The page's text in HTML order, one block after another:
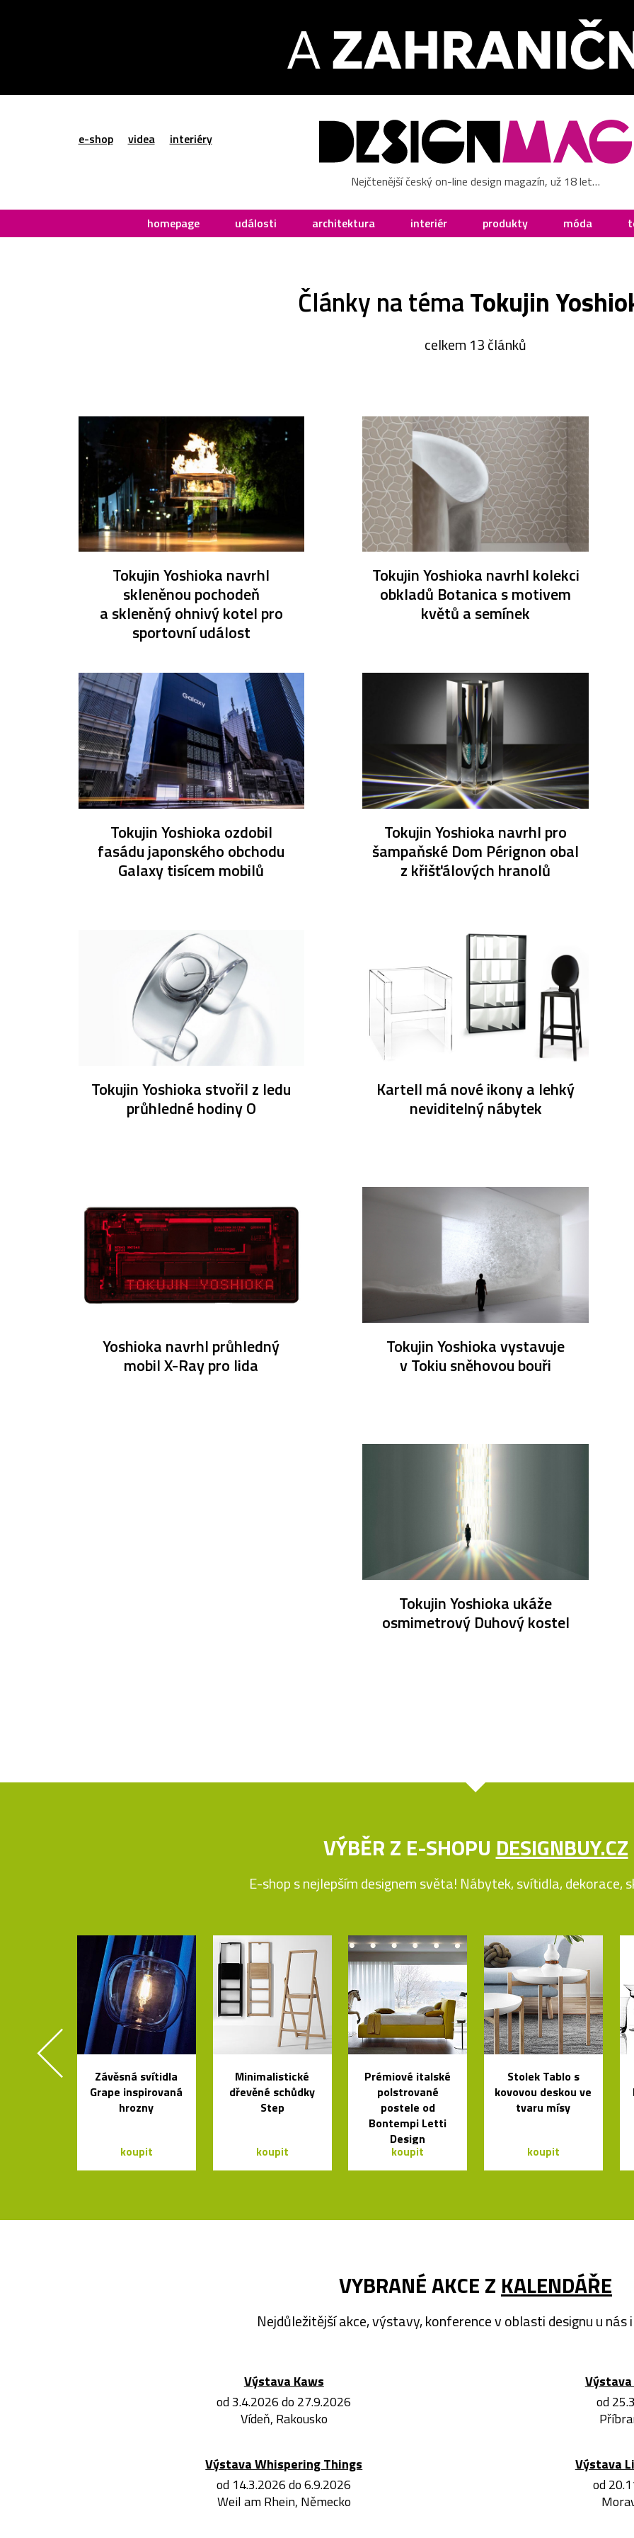
e-shop videa interiéry
Nejčtenější český on-line design magazín, už 18 let…
homepage události architektura interiér produkty móda
Články na témaTokujin
celkem 13 článků
Tokujin Yoshioka navrhl
skleněnou pochodeň
a skleněný ohnivý kotel pro
sportovní událost
Tokujin Yoshioka navrhl kolekci
obkladů Botanica s motivem
květů a semínek
Tokujin Yoshioka ozdobil
fasádu japonského obchodu
Galaxy tisícem mobilů
Tokujin Yoshioka navrhl pro
šampaňské Dom Pérignon obal
z křišťálových hranolů
Tokujin Yoshioka stvořil z ledu
průhledné hodiny O
Kartell má nové ikony a lehký
neviditelný nábytek
Yoshioka navrhl průhledný
mobil X-Ray pro Iida
Tokujin Yoshioka vystavuje
v Tokiu sněhovou bouři
Tokujin Yoshioka ukáže
osmimetrový Duhový kostel
VÝBĚR Z E-SHOPU DESIGNBUY.CZ
E-shop s nejlepším designem světa! Nábytek, svítidla, dekorace,
Závěsná svítidla
Grape inspirovaná
hrozny
koupit
Minimalistické
dřevěné schůdky
Step
koupit
Prémiové italské
polstrované
postele od
Bontempi Letti
Design
koupit
Stolek Tablo s
kovovou deskou ve
tvaru mísy
koupit
VYBRANÉ AKCE Z KALENDÁŘE
Nejdůležitější akce, výstavy, konference v oblasti designu u nás
Výstava Kaws
od 3.4.2026 do 27.9.2026
Vídeň, Rakousko
od
Výstava Whispering Things
od 14.3.2026 do 6.9.2026
Weil am Rhein, Německo
Výstava
od